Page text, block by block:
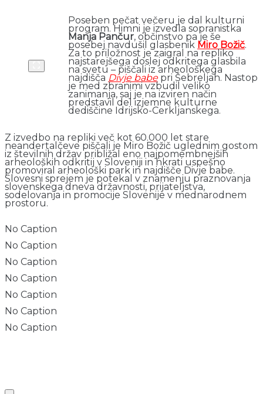
Poseben pečat večeru je dal kulturni
program. Himni je izvedla sopranistka
Manja Pančur, občinstvo pa je še
posebej navdušil glasbenik Miro Božič.
Za to priložnost je zaigral na repliko
najstarejšega doslej odkritega glasbila
na svetu – piščali iz arheološkega
najdišča Divje babepri Šebreljah. Nastop
je med zbranimi vzbudil veliko
zanimanja, saj je na izviren način
predstavil del izjemne kulturne
dediščine Idrijsko-Cerkljanskega.
Z izvedbo na repliki več kot 60.000 let stare
neandertalčeve piščali je Miro Božič uglednim gostom
iz številnih držav približal eno najpomembnejših
arheoloških odkritij v Sloveniji in hkrati uspešno
promoviral arheološki park in najdišče Divje babe.
Slovesni sprejem je potekal v znamenju praznovanja
slovenskega dneva državnosti, prijateljstva,
sodelovanja in promocije Slovenije v mednarodnem
prostoru.
No Caption
No Caption
No Caption
No Caption
No Caption
No Caption
No Caption